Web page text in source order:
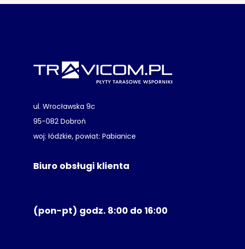
ul. Wrocławska 9c
95-082 Dobroń
woj: łódzkie, powiat: Pabianice
Biuro obsługi klienta
(pon-pt) godz. 8:00 do 16:00